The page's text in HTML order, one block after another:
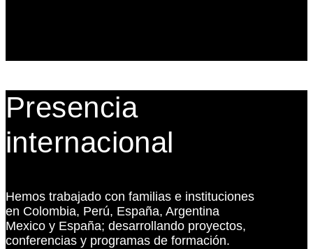
Presencia
internacional
Hemos trabajado con familias e instituciones
en Colombia, Perú, España, Argentina
Mexico y España; desarrollando proyectos,
conferencias y programas de formación.